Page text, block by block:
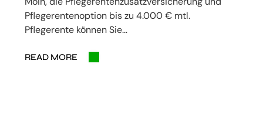
Pflegerentenoption bis zu 4.000 € mtl.
Pflegerente können Sie…
READ MORE